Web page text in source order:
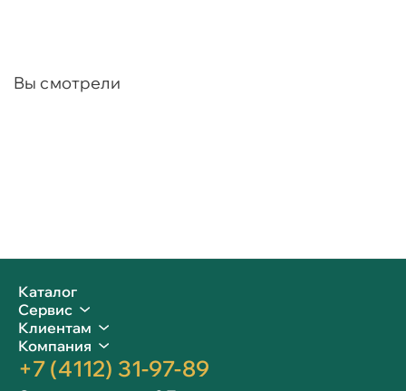
Вы смотрели
Каталог
Сервис
Клиентам
Компания
+7 (4112) 31-97-89